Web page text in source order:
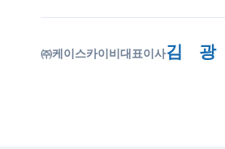
㈜케이스카이비대표이사김 광